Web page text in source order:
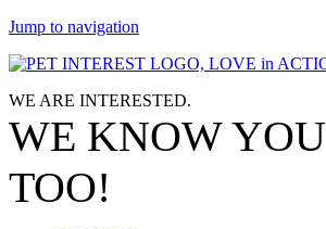
Jump to navigation
WE ARE INTERESTED.
WE KNOWYOU
TOO!